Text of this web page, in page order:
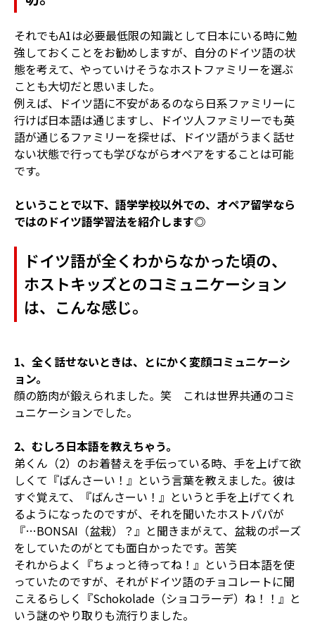
それでもA1は必要最低限の知識として日本にいる時に勉
強しておくことをお勧めしますが、自分のドイツ語の状
態を考えて、やっていけそうなホストファミリーを選ぶ
ことも大切だと思いました。
例えば、ドイツ語に不安があるのなら日系ファミリーに
行けば日本語は通じますし、ドイツ人ファミリーでも英
語が通じるファミリーを探せば、ドイツ語がうまく話せ
ない状態で行っても学びながらオペアをすることは可能
です。
ということで以下、語学学校以外での、オペア留学なら
ではのドイツ語学習法を紹介します◎
ドイツ語が全くわからなかった頃の、
ホストキッズとのコミュニケーション
は、こんな感じ。
1、全く話せないときは、とにかく変顔コミュニケーシ
ョン。
顔の筋肉が鍛えられました。笑 これは世界共通のコミ
ュニケーションでした。
2、むしろ日本語を教えちゃう。
弟くん（2）のお着替えを手伝っている時、手を上げて欲
しくて『ばんさーい！』という言葉を教えました。彼は
すぐ覚えて、『ばんさーい！』というと手を上げてくれ
るようになったのですが、それを聞いたホストパパが
『…BONSAI（盆栽）？』と聞きまがえて、盆栽のポーズ
をしていたのがとても面白かったです。苦笑
それからよく『ちょっと待ってね！』という日本語を使
っていたのですが、それがドイツ語のチョコレートに聞
こえるらしく『Schokolade（ショコラーデ）ね！！』と
いう謎のやり取りも流行りました。